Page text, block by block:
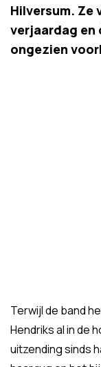
Hilversum. Ze
verjaardag en
ongezien
Terwijl de band
Hendriks al in de
uitzending sinds